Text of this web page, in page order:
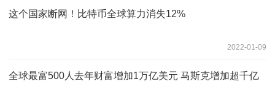
这个国家断网！比特币全球算力消失12%
2022-01-09
全球最富500人去年财富增加1万亿美元 马斯克增加超千亿